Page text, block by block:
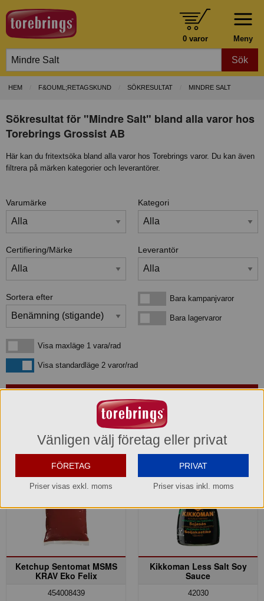
Meny
0 varor
Sök
HEM F&OUML;RETAGSKUND SÖKRESULTAT MINDRE SALT
Sökresultat för "Mindre Salt" bland alla varor hos
Torebrings Grossist AB
Här kan du fritextsöka bland alla varor hos Torebrings varor. Du kan även
filtrera på märken kategorier och leverantörer.
Varumärke Kategori
Certifiering/Märke Leverantör
Sortera efter Bara kampanjvarorBara kampanjvaror
Bara lagervarorBara lagervaror
Visa maxläge 1 vara/rad
Visa maxläge 1 vara/rad
Visa standardlägeVisa standardläge 2 varor/rad
som matchar din sökning:
Ketchup Sentomat MSMS
KRAV Eko Felix
454008439
Kikkoman Less Salt Soy
Sauce
42030
Vänligen välj företag eller privat
FÖRETAG
Priser visas exkl. moms
PRIVAT
Priser visas inkl. moms